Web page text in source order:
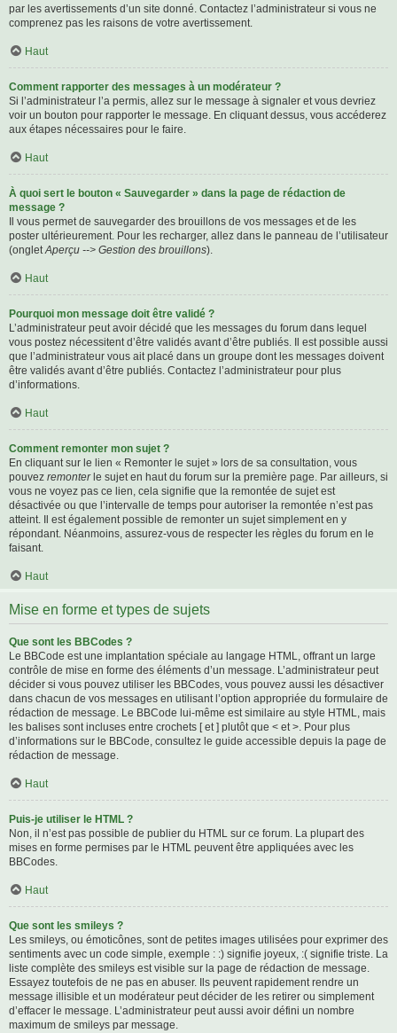
par les avertissements d’un site donné. Contactez l’administrateur si vous ne
comprenez pas les raisons de votre avertissement.
Haut
Comment rapporter des messages à un modérateur ?
Si l’administrateur l’a permis, allez sur le message à signaler et vous devriez
voir un bouton pour rapporter le message. En cliquant dessus, vous accéderez
aux étapes nécessaires pour le faire.
Haut
À quoi sert le bouton « Sauvegarder » dans la page de rédaction de
message ?
Il vous permet de sauvegarder des brouillons de vos messages et de les
poster ultérieurement. Pour les recharger, allez dans le panneau de l’utilisateur
(ongletAperçu --> Gestion des brouillons).
Haut
Pourquoi mon message doit être validé ?
L’administrateur peut avoir décidé que les messages du forum dans lequel
vous postez nécessitent d’être validés avant d’être publiés. Il est possible aussi
que l’administrateur vous ait placé dans un groupe dont les messages doivent
être validés avant d’être publiés. Contactez l’administrateur pour plus
d’informations.
Haut
Comment remonter mon sujet ?
En cliquant sur le lien « Remonter le sujet » lors de sa consultation, vous
pouvez remonterle sujet en haut du forum sur la première page. Par ailleurs, si
vous ne voyez pas ce lien, cela signifie que la remontée de sujet est
désactivée ou que l’intervalle de temps pour autoriser la remontée n’est pas
atteint. Il est également possible de remonter un sujet simplement en y
répondant. Néanmoins, assurez-vous de respecter les règles du forum en le
faisant.
Haut
Mise en forme et types de sujets
Que sont les BBCodes ?
Le BBCode est une implantation spéciale au langage HTML, offrant un large
contrôle de mise en forme des éléments d’un message. L’administrateur peut
décider si vous pouvez utiliser les BBCodes, vous pouvez aussi les désactiver
dans chacun de vos messages en utilisant l’option appropriée du formulaire de
rédaction de message. Le BBCode lui-même est similaire au style HTML, mais
les balises sont incluses entre crochets [ et ] plutôt que < et >. Pour plus
d’informations sur le BBCode, consultez le guide accessible depuis la page de
rédaction de message.
Haut
Puis-je utiliser le HTML ?
Non, il n’est pas possible de publier du HTML sur ce forum. La plupart des
mises en forme permises par le HTML peuvent être appliquées avec les
BBCodes.
Haut
Que sont les smileys ?
Les smileys, ou émoticônes, sont de petites images utilisées pour exprimer des
sentiments avec un code simple, exemple : :) signifie joyeux, :( signifie triste. La
liste complète des smileys est visible sur la page de rédaction de message.
Essayez toutefois de ne pas en abuser. Ils peuvent rapidement rendre un
message illisible et un modérateur peut décider de les retirer ou simplement
d’effacer le message. L’administrateur peut aussi avoir défini un nombre
maximum de smileys par message.